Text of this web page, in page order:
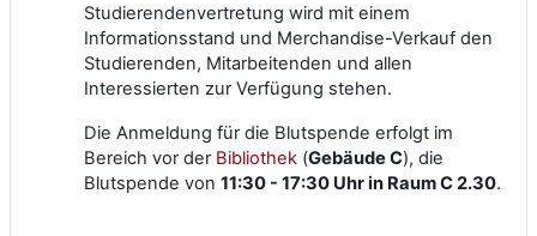
Studierendenvertretung wird mit einem
Informationsstand und Merchandise-Verkauf den
Studierenden, Mitarbeitenden und allen
Interessierten zur Verfügung stehen.
Die Anmeldung für die Blutspende erfolgt im
Bereich vor der Bibliothek (Gebäude C), die
Blutspende von 11:30 - 17:30 Uhr in Raum C 2.30.